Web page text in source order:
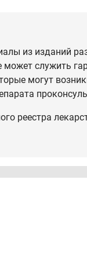
из изданий
служить
могут
реестра